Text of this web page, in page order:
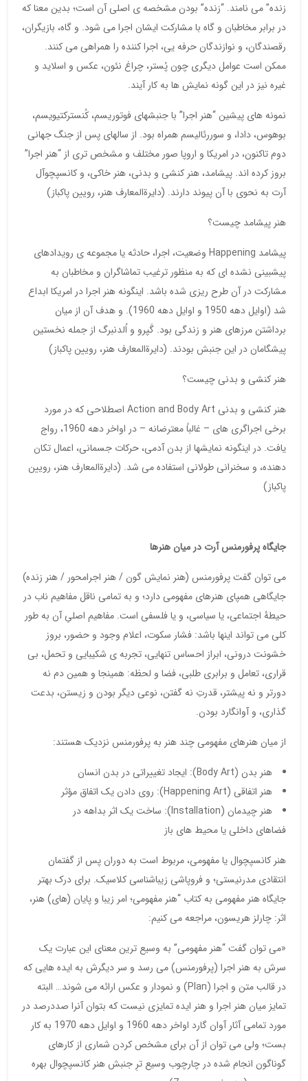
زنده” می نامند. “زنده” بودن مشخصه ی اصلی آن است؛ بدین معنا که
در برابر مخاطبان و گاه با مشارکت ایشان اجرا می شود. و گاه، بازیگران،
رقصندگان، و نوازندگان حرفه یی، اجرا کننده را همراهی می کنند.
ممکن است عوامل دیگری چون پُستر، چراغ نئون، عکس و اسلاید و
غیره نیز در این گونه نمایش ها به کار آیند.
نمونه های پیشین “هنر اجرا” با جنبشهای فوتوریسم، کُنسترکتیویسم،
بوهوس، دادا، و سوررئالیسم همراه بود. از سالهای پس از جنگ جهانی
دوم تاکنون، در امریکا و اروپا صور مختلف و مشخص تری از “هنر اجرا”
بروز کرده اند. پیشامد، هنر کنشی و بدنی، هنر خاکی، و کانسپچوآل
آرت به نحوی با آن پیوند دارند. (دایرةالمعارف هنر، رویین پاکباز)
هنر پیشامد چیست؟
پیشامد Happening وضعیت، اجرا، حادثه یا مجموعه ی رویدادهای
پیشبینی نشده ای که به منظور ترغیب تماشاگران و مخاطبان به
مشارکت در آن طرح ریزی شده باشد. اینگونه هنر اجرا در امریکا ابداع
شد (اوایل دهه 1950 و اوایل دهه 1960). و هدف آن از میان
برداشتن مرزهای هنر و زندگی بود. گَپرو و اُلدنبرگ از جمله نخستین
پیشگامان در این جنبش بودند. (دایرةالمعارف هنر، رویین پاکباز)
هنر کنشی و بدنی چیست؟
هنر کنشی و بدنی Action and Body Art اصطلاحی که در مورد
برخی اجراگری های – غالباً معترضانه – در اواخر دهه 1960، رواج
یافت. در اینگونه نمایشها از بدن آدمی، حرکات جسمانی، اعمال تکان
دهنده، و سخنرانی طولانی استفاده می شد. (دایرةالمعارف هنر، رویین
پاکباز)
جایگاه پرفورمنس آرت در میان هنرها
می توان گفت پرفورمنس (هنر نمایش گون / هنر اجرامحور / هنر زنده)
جایگاهی همپای هنرهای مفهومی دارد؛ و به تمامی ناقل مفاهیم ناب در
حیطۀ اجتماعی، یا سیاسی، و یا فلسفی است. مفاهیم اصلیِ آن به طور
کلی می تواند اینها باشد: فشار سکوت، اعلام وجود و حضور، بروز
خشونت درونی، ابراز احساس تنهایی، تجربه ی شکیبایی و تحمل، بی
قراری، تعامل و برابری طلبی، فضا و لحظه: همینجا و همین دم نه
دورتر و نه پیشتر، قدرتِ نه گفتن، نوعی دیگر بودن و زیستن، بدعت
گذاری، و آوانگارد بودن.
از میان هنرهای مفهومی چند هنر به پرفورمنس نزدیک هستند:
هنر بدن (Body Art): ایجاد تغییراتی در بدن انسان
هنر اتفاقی (Happening Art): روی دادن یک اتفاق مؤثر
هنر چیدمان (Installation): ساخت یک اثر بداهه در
فضاهای داخلی یا محیط های باز
هنر کانسپچوال یا مفهومی، مربوط است به دوران پس از گفتمان
انتقادی مدرنیستی؛ و فروپاشی زیباشناسی کلاسیک. برای درک بهتر
جایگاه هنر مفهومی به کتاب “هنر مفهومی؛ امر زیبا و پایان (های) هنر،
اثر: چارلز هریسون، مراجعه می کنیم:
«می توان گفت “هنر مفهومی” به وسیع ترین معنای این عبارت یک
سرش به هنر اجرا (پرفورمنس) می رسد و سر دیگرش به ایده هایی که
در قالب متن و اجرا (Plan) و نمودار و عکس ارائه می شوند… البته
تمایز میان هنر اجرا و هنر ایده تمایزی نیست که بتوان آنرا صددرصد در
مورد تمامی آثار آوان گارد اواخر دهه 1960 و اوایل دهه 1970 به کار
بست؛ ولی می توان از آن برای مشخص کردن شماری از کارهای
گوناگون انجام شده در چارچوب وسیع ترِ جنبش هنر کانسپچوال بهره